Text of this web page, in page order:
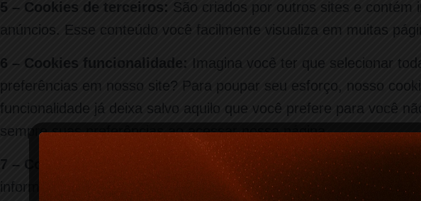
5 – Cookies de terceiros: São criados por outros sites e contém
anúncios. Esse conteúdo você facilmente visualiza em muitas
6 – Cookies funcionalidade: Imagina você ter que selecionar
preferências em nosso site? Para poupar seu esforço, nosso
funcionalidade já deixa salvo aquilo que você prefere para você
sempre suas preferências ao acessar nossa página.
7 – Cookies de publicidade:
seu objetivo como o próprio nome
informações para te apresentar anúncios e personalizar as